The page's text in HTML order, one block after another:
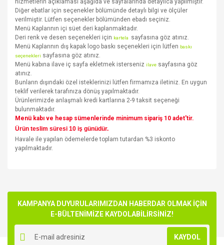
hizmetlerin açıklaması aşağıda ve sayfalarında detaylıca yapılmıştır.
Diğer ebatlar için seçenekler bölümünde detaylı bilgi ve ölçüler
verilmiştir. Lütfen seçenekler bölümünden ebadı seçiniz.
Menü Kaplarının içi süet deri kaplanmaktadır.
Deri renk ve desen seçenekleri için kartela
sayfasına göz atınız.
Menü Kaplarının dış kapak logo baskı seçenekleri için lütfen baskı
seçenekleri sayfasına göz atınız.
Menü kabına ilave iç sayfa ekletmek isterseniz ilave sayfasına göz
atınız.
Bunların dışındaki özel isteklerinizi lütfen firmamıza iletiniz. En uygun
teklif verilerek tarafınıza dönüş yapılmaktadır.
Ürünlerimizde anlaşmalı kredi kartlarına 2-9 taksit seçeneği
bulunmaktadır.
Menü kabı ve hesap sümenlerinde minimum sipariş 10 adet'tir.
Ürün teslim süresi 10 iş günüdür.
Havale ile yapılan ödemelerde toplam tutardan %3 iskonto
yapılmaktadır.
Yorum Yaz
kullanarak tarafımıza iletebilirsiniz.
Görüş ve önerileriniz için teşekkür ederiz.
Ürün resmi kalitesiz, bozuk veya görüntülenemiyor.
Ürün açıklamasında eksik bilgiler bulunuyor.
KAMPANYA DUYURULARIMIZDAN HABERDAR OLMAK İÇİN
E-BÜLTENİMİZE KAYDOLABİLİRSİNİZ!
KAYDOL